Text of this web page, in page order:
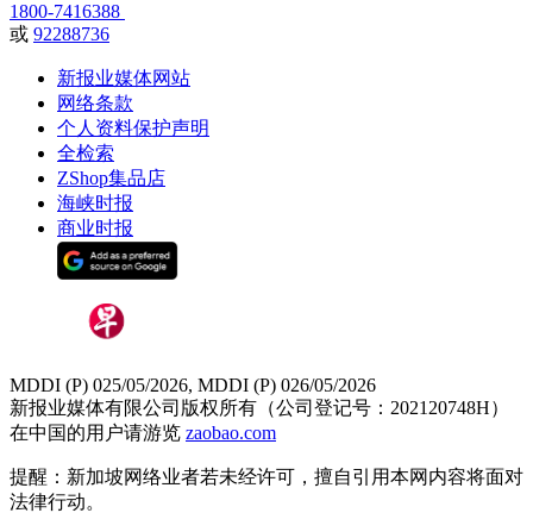
1800-7416388
或 92288736
新报业媒体网站
网络条款
个人资料保护声明
全检索
ZShop集品店
海峡时报
商业时报
MDDI (P) 025/05/2026, MDDI (P) 026/05/2026
新报业媒体有限公司版权所有（公司登记号：202120748H）
在中国的用户请游览 zaobao.com
提醒：新加坡网络业者若未经许可，擅自引用本网内容将面对
法律行动。